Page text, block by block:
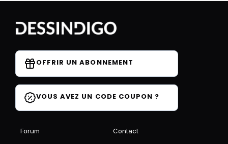
OFFRIR UN ABONNEMENT
VOUS AVEZ UN CODE COUPON ?
Forum Contact